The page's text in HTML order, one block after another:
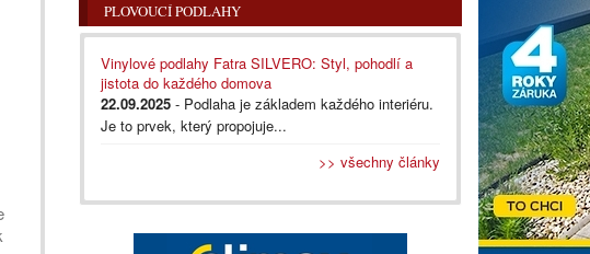
PLOVOUCÍ PODLAHY
Vinylové podlahy Fatra SILVERO: Styl, pohodlí a
jistota do každého domova
22.09.2025 - Podlaha je základem každého interiéru.
Je to prvek, který propojuje...
>> všechny články